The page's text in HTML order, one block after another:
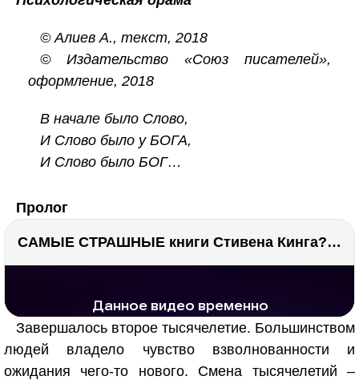
© Алиев А., текст, 2018
© Издательство «Союз писателей»,
оформление, 2018
В начале было Слово,
И Слово было у БОГА,
И Слово было БОГ…
Пролог
САМЫЕ СТРАШНЫЕ книги Стивена Кинга???
Завершалось второе тысячелетие. Большинством
людей владело чувство взволнованности и
ожидания чего-то нового. Смена тысячелетий –